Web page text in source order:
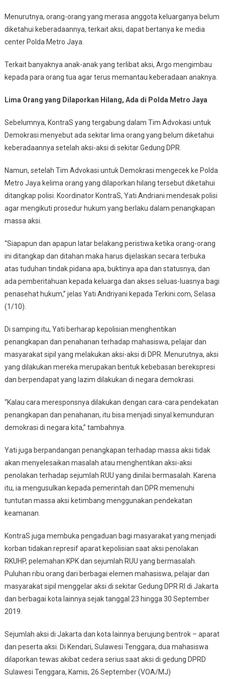
Menurutnya, orang-orang yang merasa anggota keluarganya belum
diketahui keberadaannya, terkait aksi, dapat bertanya ke media
center Polda Metro Jaya.
Terkait banyaknya anak-anak yang terlibat aksi, Argo mengimbau
kepada para orang tua agar terus memantau keberadaan anaknya.
Lima Orang yang Dilaporkan Hilang, Ada di Polda Metro Jaya
Sebelumnya, KontraS yang tergabung dalam Tim Advokasi untuk
Demokrasi menyebut ada sekitar lima orang yang belum diketahui
keberadaannya setelah aksi-aksi di sekitar Gedung DPR.
Namun, setelah Tim Advokasi untuk Demokrasi mengecek ke Polda
Metro Jaya kelima orang yang dilaporkan hilang tersebut diketahui
ditangkap polisi. Koordinator KontraS, Yati Andriani mendesak polisi
agar mengikuti prosedur hukum yang berlaku dalam penangkapan
massa aksi.
“Siapapun dan apapun latar belakang peristiwa ketika orang-orang
ini ditangkap dan ditahan maka harus dijelaskan secara terbuka
atas tuduhan tindak pidana apa, buktinya apa dan statusnya, dan
ada pemberitahuan kepada keluarga dan akses seluas-luasnya bagi
penasehat hukum,” jelas Yati Andriyani kepada Terkini.com, Selasa
(1/10).
Di samping itu, Yati berharap kepolisian menghentikan
penangkapan dan penahanan terhadap mahasiswa, pelajar dan
masyarakat sipil yang melakukan aksi-aksi di DPR. Menurutnya, aksi
yang dilakukan mereka merupakan bentuk kebebasan berekspresi
dan berpendapat yang lazim dilakukan di negara demokrasi.
“Kalau cara meresponsnya dilakukan dengan cara-cara pendekatan
penangkapan dan penahanan, itu bisa menjadi sinyal kemunduran
demokrasi di negara kita,” tambahnya.
Yati juga berpandangan penangkapan terhadap massa aksi tidak
akan menyelesaikan masalah atau menghentikan aksi-aksi
penolakan terhadap sejumlah RUU yang dinilai bermasalah. Karena
itu, ia mengusulkan kepada pemerintah dan DPR memenuhi
tuntutan massa aksi ketimbang menggunakan pendekatan
keamanan.
KontraS juga membuka pengaduan bagi masyarakat yang menjadi
korban tidakan represif aparat kepolisian saat aksi penolakan
RKUHP, pelemahan KPK dan sejumlah RUU yang bermasalah.
Puluhan ribu orang dari berbagai elemen mahasiswa, pelajar dan
masyarakat sipil menggelar aksi di sekitar Gedung DPR RI di Jakarta
dan berbagai kota lainnya sejak tanggal 23 hingga 30 September
2019.
Sejumlah aksi di Jakarta dan kota lainnya berujung bentrok – aparat
dan peserta aksi. Di Kendari, Sulawesi Tenggara, dua mahasiswa
dilaporkan tewas akibat cedera serius saat aksi di gedung DPRD
Sulawesi Tenggara, Kamis, 26 September (VOA/MJ)